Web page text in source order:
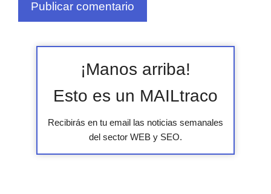
¡Manos arriba!
Esto es un MAILtraco
Recibirás en tu email las noticias semanales
del sector WEB y SEO.